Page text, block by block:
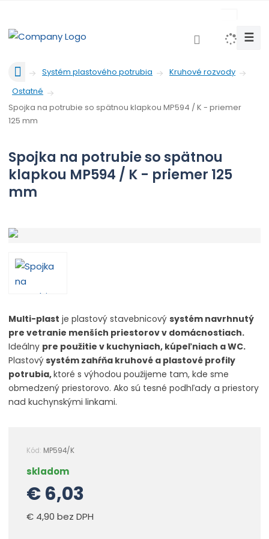
h
d
☰
o
d
n
t
r
a
n
Systém plastového potrubia
Kruhové rozvody
Ostatné
Spojka na potrubie so spätnou klapkou MP594 / K - priemer
125 mm
Spojka na potrubie so spätnou
klapkou MP594 / K - priemer 125
mm
Multi-plast je plastový stavebnicovýsystém navrhnutý
pre vetranie menších priestorov v domácnostiach.
Ideálny pre použitie v kuchyniach, kúpeľniach a WC.
Plastovýsystém zahŕňa kruhové a plastové profily
potrubia,ktoré s výhodou použijeme tam, kde sme
obmedzený priestorovo. Ako sú tesné podhľady a priestory
nad kuchynskými linkami.
Kód: MP594/K
skladom
€ 6,03
€ 4,90 bez DPH